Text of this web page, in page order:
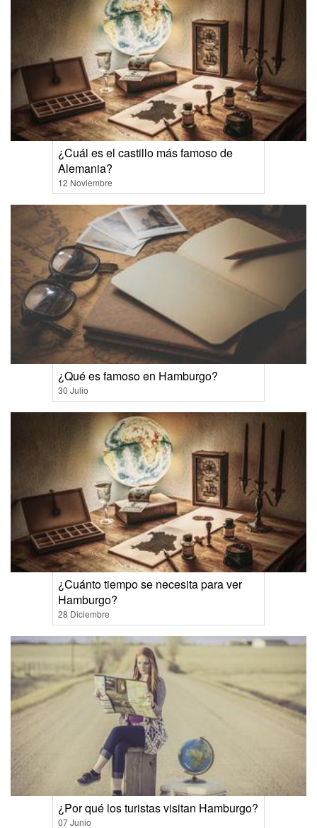
¿Cuál es el castillo más famoso de
Alemania?
12 Noviembre
¿Qué es famoso en Hamburgo?
30 Julio
¿Cuánto tiempo se necesita para ver
Hamburgo?
28 Diciembre
¿Por qué los turistas visitan Hamburgo?
07 Junio